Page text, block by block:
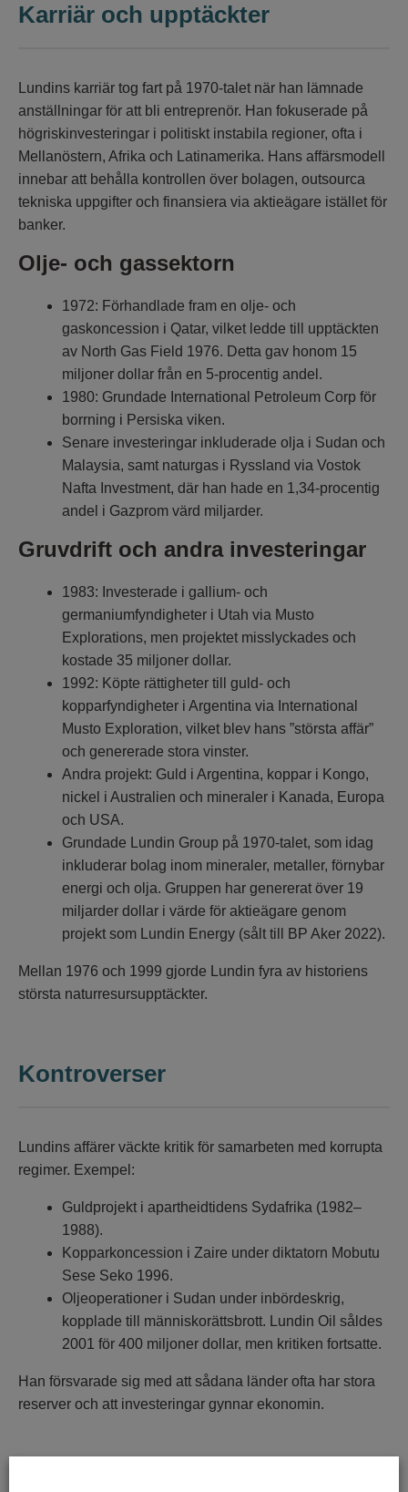
Karriär och upptäckter
Lundins karriär tog fart på 1970-talet när han lämnade
anställningar för att bli entreprenör. Han fokuserade på
högriskinvesteringar i politiskt instabila regioner, ofta i
Mellanöstern, Afrika och Latinamerika. Hans affärsmodell
innebar att behålla kontrollen över bolagen, outsourca
tekniska uppgifter och finansiera via aktieägare istället för
banker.
Olje- och gassektorn
1972: Förhandlade fram en olje- och
gaskoncession i Qatar, vilket ledde till upptäckten
av North Gas Field 1976. Detta gav honom 15
miljoner dollar från en 5-procentig andel.
1980: Grundade International Petroleum Corp för
borrning i Persiska viken.
Senare investeringar inkluderade olja i Sudan och
Malaysia, samt naturgas i Ryssland via Vostok
Nafta Investment, där han hade en 1,34-procentig
andel i Gazprom värd miljarder.
Gruvdrift och andra investeringar
1983: Investerade i gallium- och
germaniumfyndigheter i Utah via Musto
Explorations, men projektet misslyckades och
kostade 35 miljoner dollar.
1992: Köpte rättigheter till guld- och
kopparfyndigheter i Argentina via International
Musto Exploration, vilket blev hans ”största affär”
och genererade stora vinster.
Andra projekt: Guld i Argentina, koppar i Kongo,
nickel i Australien och mineraler i Kanada, Europa
och USA.
Grundade Lundin Group på 1970-talet, som idag
inkluderar bolag inom mineraler, metaller, förnybar
energi och olja. Gruppen har genererat över 19
miljarder dollar i värde för aktieägare genom
projekt som Lundin Energy (sålt till BP Aker 2022).
Mellan 1976 och 1999 gjorde Lundin fyra av historiens
största naturresursupptäckter.
Kontroverser
Lundins affärer väckte kritik för samarbeten med korrupta
regimer. Exempel:
Guldprojekt i apartheidtidens Sydafrika (1982–
1988).
Kopparkoncession i Zaire under diktatorn Mobutu
Sese Seko 1996.
Oljeoperationer i Sudan under inbördeskrig,
kopplade till människorättsbrott. Lundin Oil såldes
2001 för 400 miljoner dollar, men kritiken fortsatte.
Han försvarade sig med att sådana länder ofta har stora
reserver och att investeringar gynnar ekonomin.